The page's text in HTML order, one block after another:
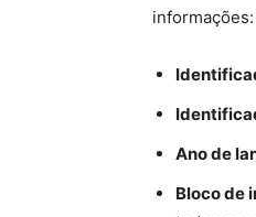
informações:
Ano de
Bloco de